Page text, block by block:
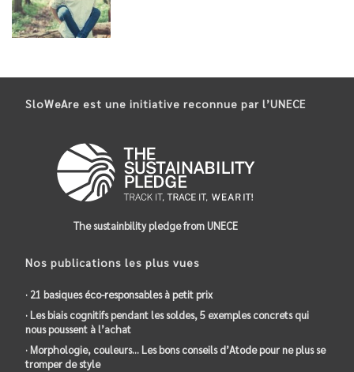
SloWeAre est une initiative reconnue par l’UNECE
The sustainbility pledge from UNECE
Nos publications les plus vues
· 21 basiques éco-responsables à petit prix
· Les biais cognitifs pendant les soldes, 5 exemples concrets qui
nous poussent à l’achat
· Morphologie, couleurs… Les bons conseils d’Atode pour ne plus se
tromper de style